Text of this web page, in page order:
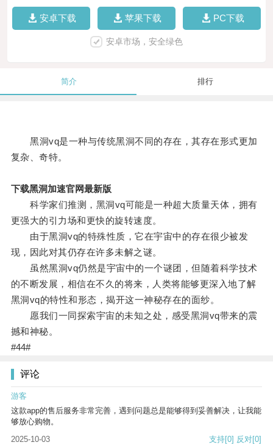
安卓下载 苹果下载 PC下载
安卓市场，安全绿色
简介 排行
黑洞vq是一种与传统黑洞不同的存在，其存在形式更加
复杂、奇特。
下载黑洞加速官网最新版
科学家们推测，黑洞vq可能是一种超大质量天体，拥有
更强大的引力场和更快的旋转速度。
由于黑洞vq的特殊性质，它在宇宙中的存在很少被发
现，因此对其仍存在许多未解之谜。
虽然黑洞vq仍然是宇宙中的一个谜团，但随着科学技术
的不断发展，相信在不久的将来，人类将能够更深入地了解
黑洞vq的特性和形态，揭开这一神秘存在的面纱。
愿我们一同探索宇宙的未知之处，感受黑洞vq带来的震
撼和神秘。
#44#
评论
游客
这款app的售后服务非常完善，遇到问题总是能够得到妥善解决，让我能
够放心购物。
2025-10-03
支持[0] 反对[0]